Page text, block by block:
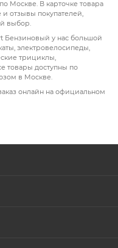
Москве. В карточке товара
и отзывы покупателей,
выбор.
Бензиновый у нас большой
электровелосипеды,
трициклы,
товары доступны по
в Москве.
онлайн на официальном